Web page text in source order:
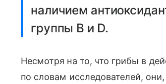
наличием
группы B и D.
Несмотря на то, что грибы в
по словам исследователей,